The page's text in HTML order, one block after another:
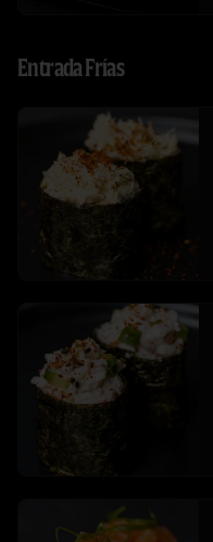
Entrada Frías